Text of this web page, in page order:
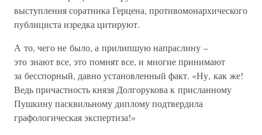
выступления соратника Герцена, противомонархического
публициста изредка цитируют.
А то, чего не было, а прилипшую напраслину –
это знают все, это помнят все, и многие принимают
за бесспорный, давно установленный факт. «Ну, как же!
Ведь причастность князя Долгорукова к присланному
Пушкину пасквильному диплому подтвердила
графологическая экспертиза!»